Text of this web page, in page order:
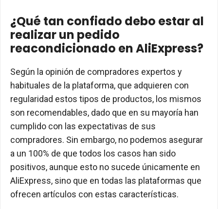
¿Qué tan confiado debo estar al
realizar un pedido
reacondicionado en AliExpress?
Según la opinión de compradores expertos y
habituales de la plataforma, que adquieren con
regularidad estos tipos de productos, los mismos
son recomendables, dado que en su mayoría han
cumplido con las expectativas de sus
compradores. Sin embargo, no podemos asegurar
a un 100% de que todos los casos han sido
positivos, aunque esto no sucede únicamente en
AliExpress, sino que en todas las plataformas que
ofrecen artículos con estas características.